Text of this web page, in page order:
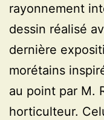
rayonnement
dessin réalisé
dernière
morétains
au point par M.
horticulteur.